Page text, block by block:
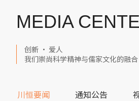
MEDIA
创新 · 爱人
我们崇尚科学精神与儒家文化的融合
川恒要闻 通知公告